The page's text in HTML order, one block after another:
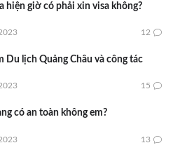
hiện giờ có phải xin visa không?
12
Du lịch Quảng Châu và công tác
15
có an toàn không em?
13